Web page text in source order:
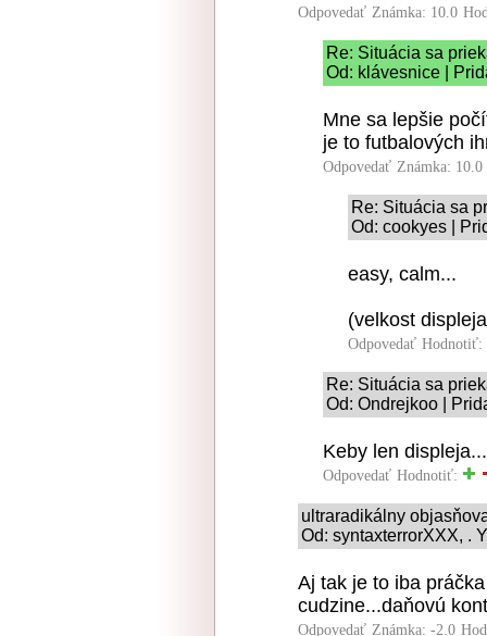
Odpovedať Známka: 10.0
Re: Situácia sa
Od: klávesnice |
Mne sa lepšie
je to futbalových
Odpovedať Známka: 10.0
Re: Situácia sa
Od: cookyes |
easy, calm...
(velkost
Odpovedať Hodnotiť:
Re: Situácia sa
Od: Ondrejkoo |
Keby len displeja...
Odpovedať Hodnotiť:
ultraradikálny
Od: syntaxterrorXXX, .
Aj tak je to iba
cudzine...daňovú
Odpovedať Známka: -2.0